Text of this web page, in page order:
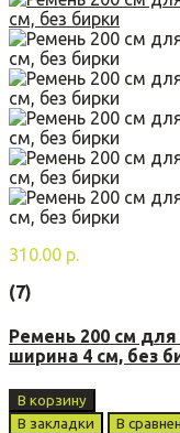
310.00 р.
(7)
Ремень 200 см
ширина 4 см, без
В корзину
В закладки
В